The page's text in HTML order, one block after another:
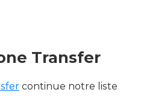
Transfer
continue notre liste